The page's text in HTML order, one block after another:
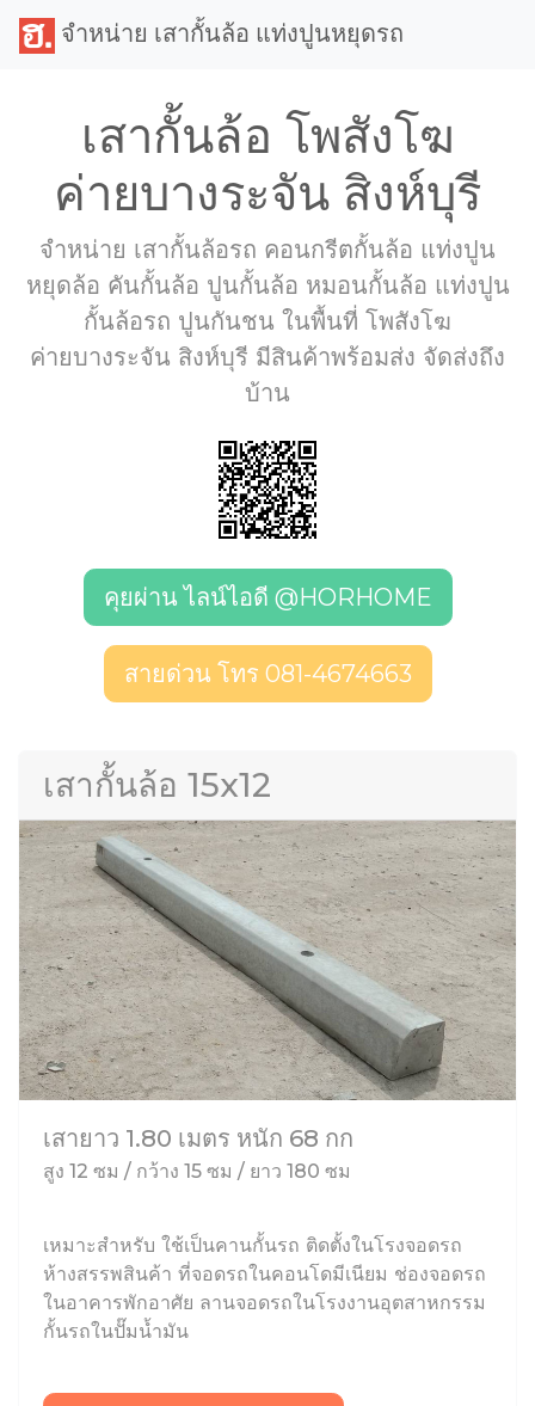
จำหน่าย เสากั้นล้อ แท่งปูนหยุดรถ
เสากั้นล้อ โพสังโฆ
ค่ายบางระจัน สิงห์บุรี
จำหน่าย เสากั้นล้อรถ คอนกรีตกั้นล้อ แท่งปูน
หยุดล้อ คันกั้นล้อ ปูนกั้นล้อ หมอนกั้นล้อ แท่งปูน
กั้นล้อรถ ปูนกันชน ในพื้นที่ โพสังโฆ
ค่ายบางระจัน สิงห์บุรี มีสินค้าพร้อมส่ง จัดส่งถึง
บ้าน
คุยผ่าน ไลน์ไอดี @HORHOME
สายด่วน โทร 081-4674663
เสากั้นล้อ 15x12
เสายาว 1.80 เมตร หนัก 68 กก
สูง 12 ซม / กว้าง 15 ซม / ยาว 180 ซม
เหมาะสำหรับ ใช้เป็นคานกั้นรถ ติดตั้งในโรงจอดรถ
ห้างสรรพสินค้า ที่จอดรถในคอนโดมีเนียม ช่องจอดรถ
ในอาคารพักอาศัย ลานจอดรถในโรงงานอุตสาหกรรม
กั้นรถในปั๊มน้ำมัน